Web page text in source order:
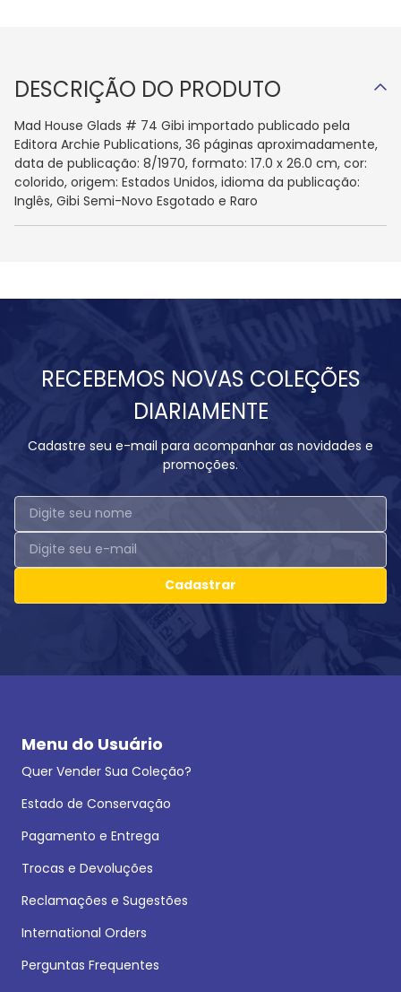
DESCRIÇÃO DO PRODUTO
Mad House Glads # 74 Gibi importado publicado pela
Editora Archie Publications, 36 páginas aproximadamente,
data de publicação: 8/1970, formato: 17.0 x 26.0 cm, cor:
colorido, origem: Estados Unidos, idioma da publicação:
Inglês, Gibi Semi-Novo Esgotado e Raro
RECEBEMOS NOVAS COLEÇÕES
DIARIAMENTE
Cadastre seu e-mail para acompanhar as novidades e
promoções.
Cadastrar
Menu do Usuário
Quer Vender Sua Coleção?
Estado de Conservação
Pagamento e Entrega
Trocas e Devoluções
Reclamações e Sugestões
International Orders
Perguntas Frequentes